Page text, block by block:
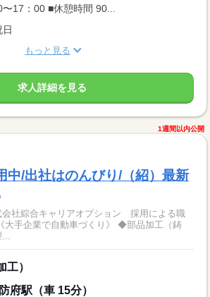
17：00 ■休憩時間 90...
もっと見る
求人詳細を見る
1週間以内公開
中/出社はのんびり/（紹）最新
社綜合キャリアオプション 採用による職
大手企業で自動車づくり》 ◆部品加工（鋳
工）
府駅（車 15分）